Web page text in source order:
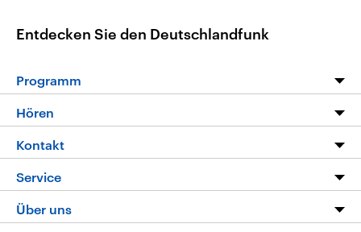
Entdecken Sie den Deutschlandfunk
Programm
Programm
Die Nachrichten
Nachrichtenleicht
Neue Beiträge auf dlf.de
Hören
Livestream
Podcasts
Deutschlandfunk App
Kontakt
Hörerservice
Service
FAQ
Über uns